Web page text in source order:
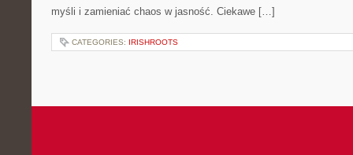
myśli i zamieniać chaos w jasność. Ciekawe […]
CATEGORIES: IRISHROOTS